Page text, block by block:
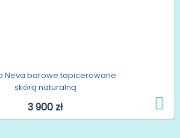
Neva barowe tapicerowane
skórą naturalną
3 900 zł